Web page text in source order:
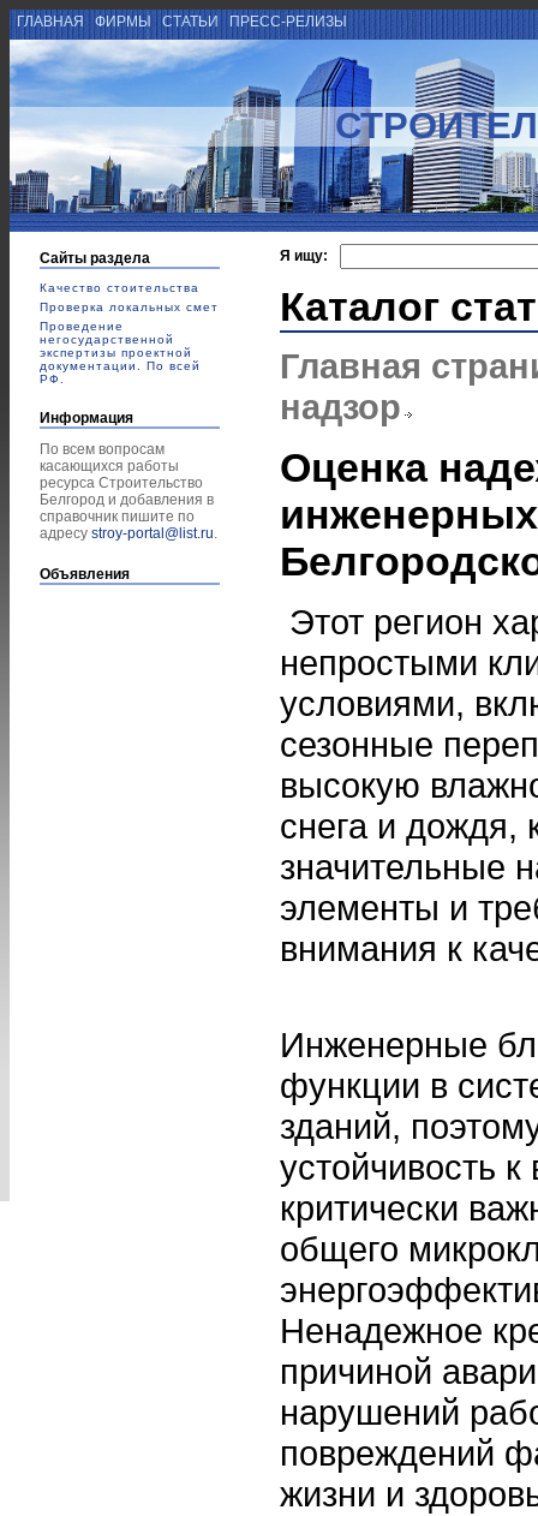
ГЛАВНАЯ ФИРМЫ СТАТЬИ ПРЕСС-РЕЛИЗЫ
Сайты раздела
Качество стоительства
Проверка локальных смет
Проведение
негосударственной
экспертизы проектной
документации. По всей
РФ.
Информация
По всем вопросам
касающихся работы
ресурса Строительство
Белгород и добавления в
справочник пишите по
адресу stroy-portal@list.ru.
Объявления
Я ищу:
Каталог
Главная
надзор
Оценка
Этот регион
непростыми
условиями,
сезонные
высокую
снега и дождя,
значительные
элементы и
внимания к
Инженерные
функции в
зданий,
устойчивость
критически
общего
Ненадежное
причиной
нарушений
повреждений
жизни и